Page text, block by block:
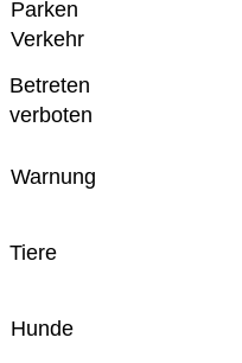
Parken
Verkehr
Betreten
verboten
Warnung
Tiere
Hunde